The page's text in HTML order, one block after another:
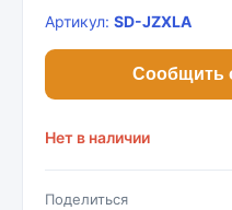
Артикул: SD-JZXLA
Сообщить
Нет в наличии
Поделиться